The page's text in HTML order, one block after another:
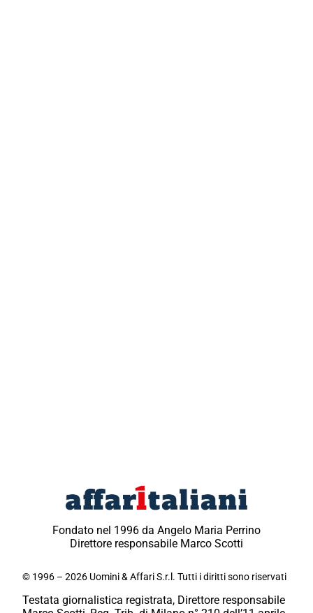
Fondato nel 1996 da Angelo Maria Perrino
Direttore responsabile Marco Scotti
© 1996 – 2026 Uomini & Affari S.r.l. Tutti i diritti sono riservati
Testata giornalistica registrata, Direttore responsabile